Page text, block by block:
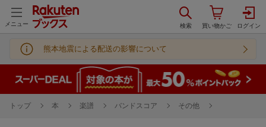
メニュー
熊本地震による配送の影響について
トップ 本 楽譜 バンドスコア その他